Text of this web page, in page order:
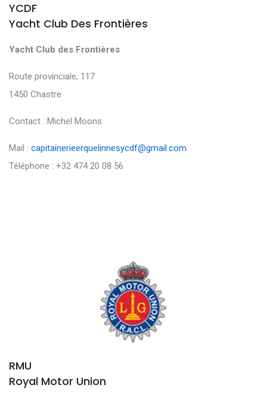
YCDF
Yacht Club Des Frontières
Yacht Club des Frontières
Route provinciale, 117
1450 Chastre
Contact : Michel Moons
Mail : capitainerieerquelinnesycdf@gmail.com
Téléphone : +32 474 20 08 56
RMU
Royal Motor Union